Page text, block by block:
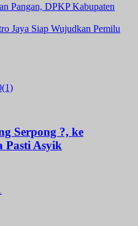
Pangan, DPKP Kabupaten
Jaya Siap Wujudkan Pemilu
Serpong ?, ke
Pasti Asyik